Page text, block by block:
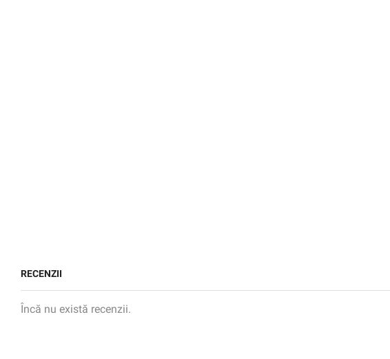
RECENZII
Încă nu există recenzii.